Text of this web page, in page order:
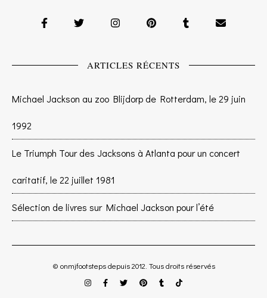
ARTICLES RÉCENTS
Michael Jackson au zoo Blijdorp de Rotterdam, le 29 juin
1992
Le Triumph Tour des Jacksons à Atlanta pour un concert
caritatif, le 22 juillet 1981
Sélection de livres sur Michael Jackson pour l’été
© onmjfootsteps depuis 2012. Tous droits réservés